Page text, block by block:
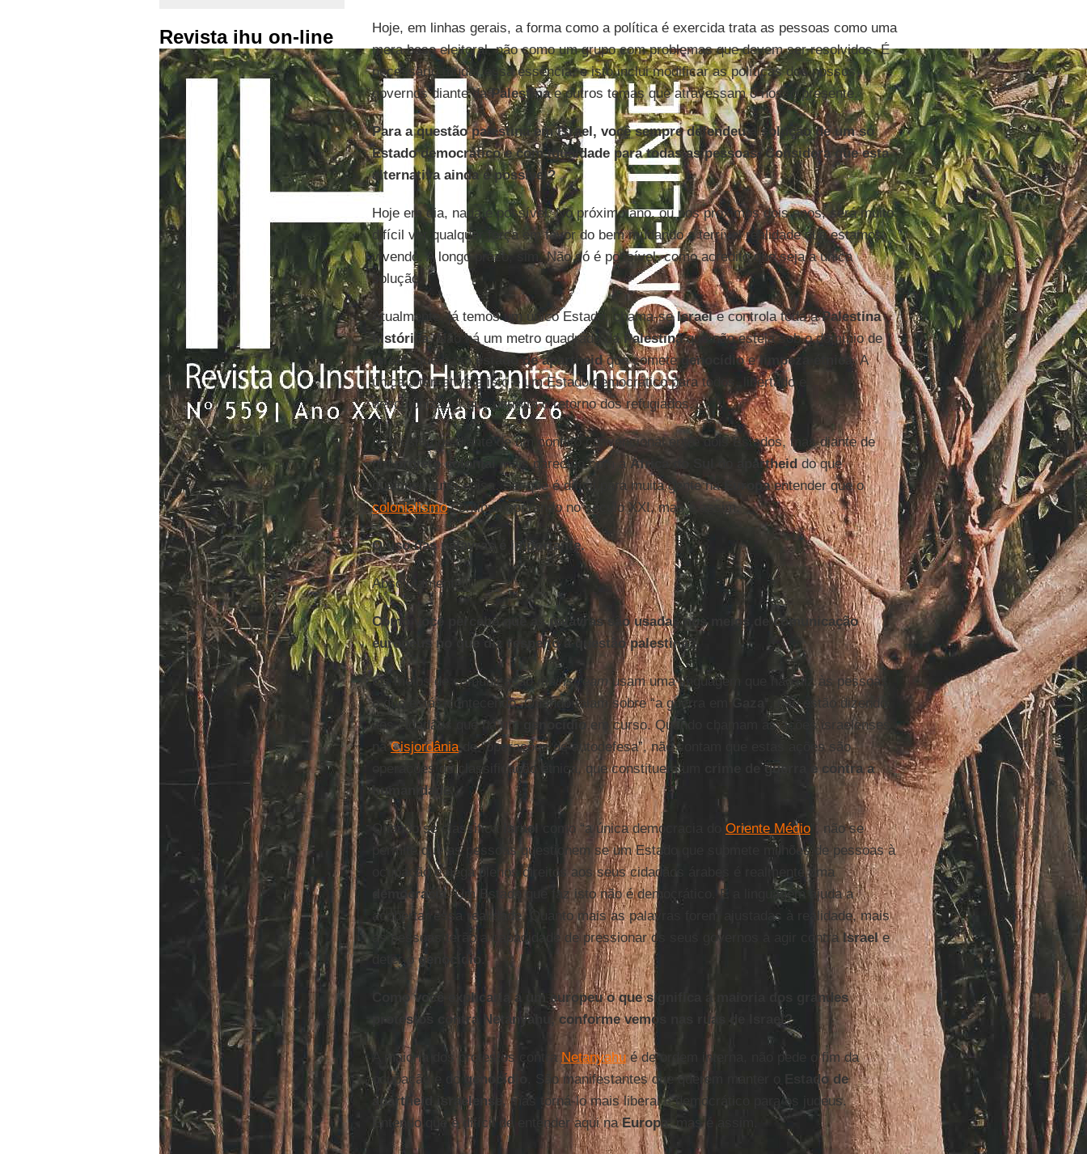
Revista ihu on-line
Hoje, em linhas gerais, a forma como a política é exercida trata as pessoas como uma
mera base eleitoral, não como um grupo com problemas que devem ser resolvidos. É
necessário mudar essa essência, e isto inclui modificar as políticas dos nossos
governos diante daPalestinae outros temas que atravessam o nosso presente.
Para a questão palestina em Israel, você sempre defendeu a solução de um só
Estado democrático e com igualdade para todas as pessoas. Considera que esta
alternativa ainda é possível?
Hoje em dia, nada é possível. No próximo ano, ou nos próximos dois anos, será muito
difícil ver qualquer força em favor do bem mudando a terrível realidade que estamos
vivendo. A longo prazo, sim. Não só é possível, como acredito que seja a única
solução.
Atualmente, já temos um único Estado, chama-seIsraele controla toda aPalestina
histórica. Não há um metro quadrado daPalestinaque não esteja sob o domínio de
Israel, que é umestado de apartheidque cometegenocídioelimpeza étnica. A
única alternativa a isto é um Estado democrático para todos, libertado e
descolonizado, que permita o retorno dos refugiados.
Não estamos diante de um conflito convencional entre dois Estados, mas diante de
umprojeto colonial mais parecido com aÁfrica do Sul apartheiddo que
qualquer outra coisa. Sei que é difícil para muita gente naEuropaentender que o
colonialismocontinua operando no século XXI, mas é assim.
O uso das palavras é importante.
Absolutamente.
Como você percebe que as palavras são usadas nos meios de comunicação
europeus no que diz respeito à questão palestina?
Os meios de comunicação mainstreamusam uma linguagem que não diz às pessoas
o que está acontecendo. Quando falam sobre “a guerra em Gaza
”, não estão dizendo
aos cidadãos que há um
genocídio em curso. Quando chamam as ações israelenses
naCisjordâniade “operações de autodefesa”, não contam que estas ações são
operações de classificação étnica, que constituem um
crime de guerra e contra a
humanidade.
Quando se classifica Israel como “a única democracia do Oriente Médio”, não se
permite que as pessoas questionem se um Estado que submete milhões de pessoas à
ocupação e nega plenos direitos aos seus cidadãos árabes é realmente uma
democracia. Um Estado que faz isto não é democrático. E a linguagem ajuda a
acobertar essa realidade. Quanto mais as palavras forem ajustadas à realidade, mais
as pessoas terão a capacidade de pressionar os seus governos a agir contraIsraele
deter ogenocídio .
Como você explicaria a um europeu o que significa a maioria dos grandes
protestos contra Netanyahu, conforme vemos nas ruas de Israel?
A maioria dos protestos contra Netanyahué de ordem interna, não pede o fim da
ocupação e do genocídio . São manifestantes que querem manter o
Estado de
apartheid israelense , mas torná-lo mais liberal e democrático para os judeus.
Entendo que é difícil de entender aqui naEuropa, mas é assim.